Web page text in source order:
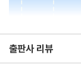
를 먹지 않는 일
는 일은 사실 어
위한 집밥 요리에
자신을 왠지 함부
엄마에게 전수받
떡볶이 덕후가 만
출판사 리뷰